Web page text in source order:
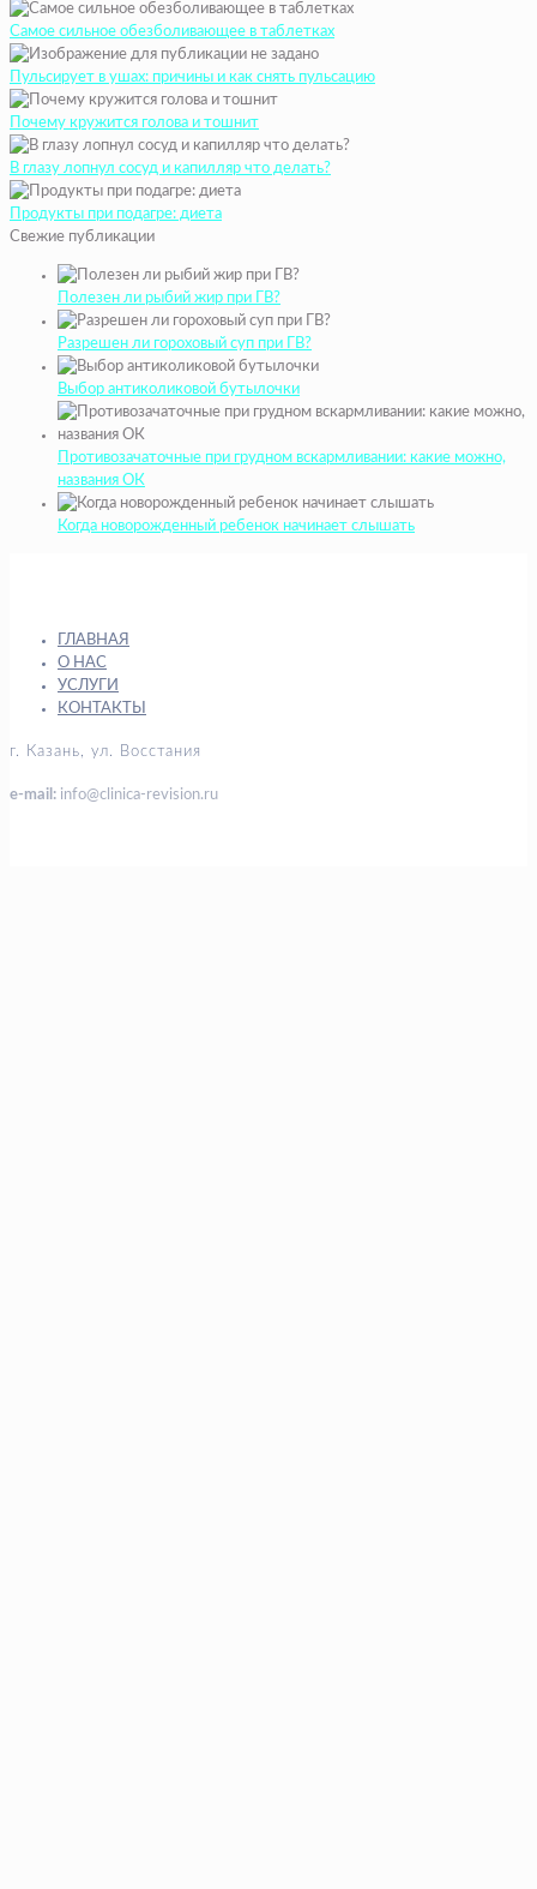
Самое сильное обезболивающее в таблетках
Пульсирует в ушах: причины и как снять пульсацию
Почему кружится голова и тошнит
В глазу лопнул сосуд и капилляр что делать?
Продукты при подагре: диета
Свежие публикации
Полезен ли рыбий жир при ГВ?
Разрешен ли гороховый суп при ГВ?
Выбор антиколиковой бутылочки
Противозачаточные при грудном вскармливании: какие можно,
названия ОК
Когда новорожденный ребенок начинает слышать
ГЛАВНАЯ
О НАС
УСЛУГИ
КОНТАКТЫ
г. Казань, ул. Восстания
e-mail: info@clinica-revision.ru